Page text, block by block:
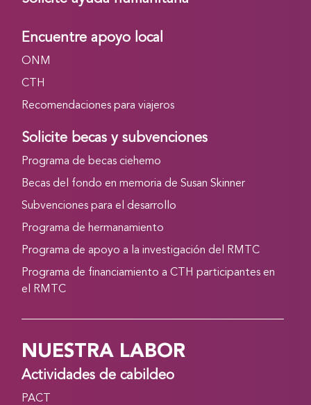
Encuentre apoyo local
ONM
CTH
Recomendaciones para viajeros
Solicite becas y subvenciones
Programa de becas ciehemo
Becas del fondo en memoria de Susan Skinner
Subvenciones para el desarrollo
Programa de hermanamiento
Programa de apoyo a la investigación del RMTC
Programa de financiamiento a CTH participantes en
el RMTC
NUESTRA LABOR
Actividades de cabildeo
PACT